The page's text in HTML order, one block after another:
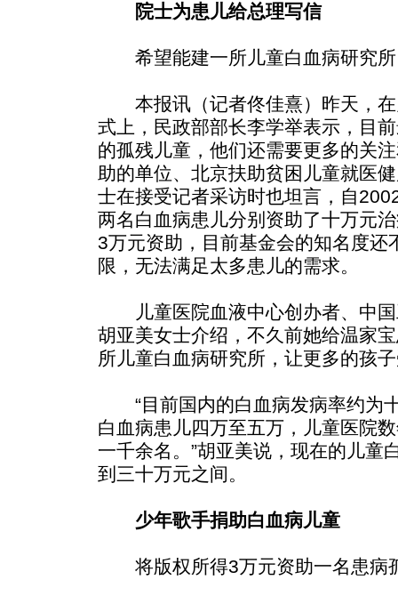
院士为患儿给总理写信
希望能建一所儿童白血病研究所
本报讯（记者佟佳熹）昨天，在
式上，民政部部长李学举表示，目
的孤残儿童，他们还需要更多的关
助的单位、北京扶助贫困儿童就医
士在接受记者采访时也坦言，自
两名白血病患儿分别资助了十万元
3万元资助，目前基金会的知名度还
限，无法满足太多患儿的需求。
儿童医院血液中心创办者、中国
胡亚美女士介绍，不久前她给温家
所儿童白血病研究所，让更多的孩
“目前国内的白血病发病率约为
白血病患儿四万至五万，儿童医院
一千余名。”胡亚美说，现在的儿童
到三十万元之间。
少年歌手捐助白血病儿童
将版权所得3万元资助一名患病